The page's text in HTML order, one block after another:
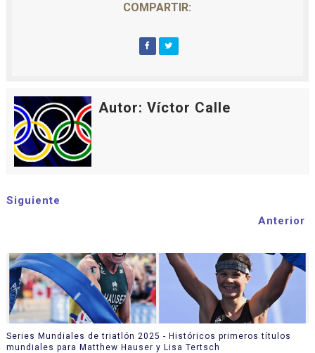
COMPARTIR:
Autor: Víctor Calle
Siguiente
Anterior
Series Mundiales de triatlón 2025 - Históricos primeros títulos
mundiales para Matthew Hauser y Lisa Tertsch